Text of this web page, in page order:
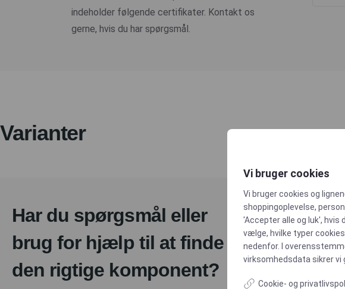
indeholder følgende certifikater. Kontakt os
gerne, hvis du har spørgsmål.
Varianter
Har du spørgsmål eller
brug for hjælp til at finde
den rigtige komponent?
Vi bruger cookies
Vi bruger cookies og
shoppingoplevelse,
'Accepter alle og luk', hvis
vælge, hvilke typer
nedenfor. I
virksomhedsdata sikrer vi
Cookie- og